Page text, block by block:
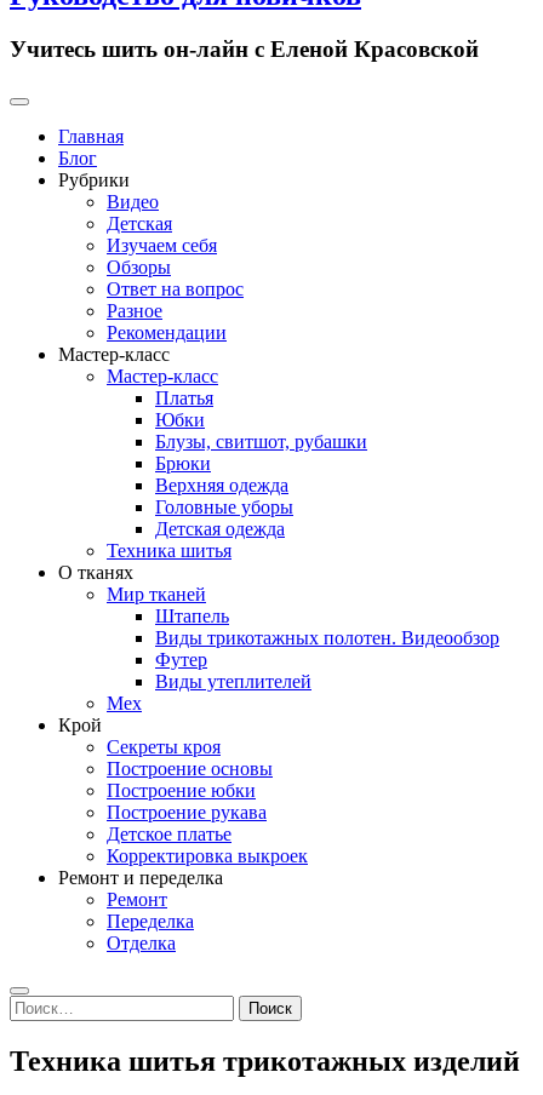
Учитесь шить он-лайн с Еленой Красовской
Primary
Главная
Блог
Рубрики
Видео
Детская
Изучаем себя
Обзоры
Ответ на вопрос
Разное
Рекомендации
Мастер-класс
Мастер-класс
Платья
Юбки
Блузы, свитшот, рубашки
Брюки
Верхняя одежда
Головные уборы
Детская одежда
Техника шитья
О тканях
Мир тканей
Штапель
Виды трикотажных полотен. Видеообзор
Футер
Виды утеплителей
Мех
Крой
Секреты кроя
Построение основы
Построение юбки
Построение рукава
Детское платье
Корректировка выкроек
Ремонт и переделка
Ремонт
Переделка
Отделка
Search
Найти:
Техника шитья трикотажных изделий